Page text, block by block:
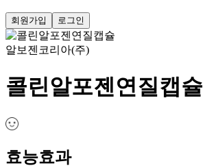
회원가입 로그인
알보젠코리아(주)
콜린알포젠연질캡슐
효능효과